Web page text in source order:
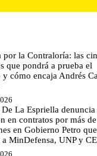
por la Contraloría: las
que pondrá a prueba el
y cómo encaja Andrés
La Espriella denuncia
en contratos por más
en Gobierno Petro que
MinDefensa, UNP y